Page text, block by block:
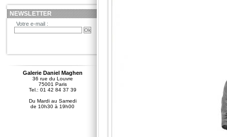
NEWSLETTER
Votre e-mail :
Galerie Daniel Maghen
36 rue du Louvre
75001 Paris
Tel.: 01 42 84 37 39
Du Mardi au Samedi
de 10h30 à 19h00